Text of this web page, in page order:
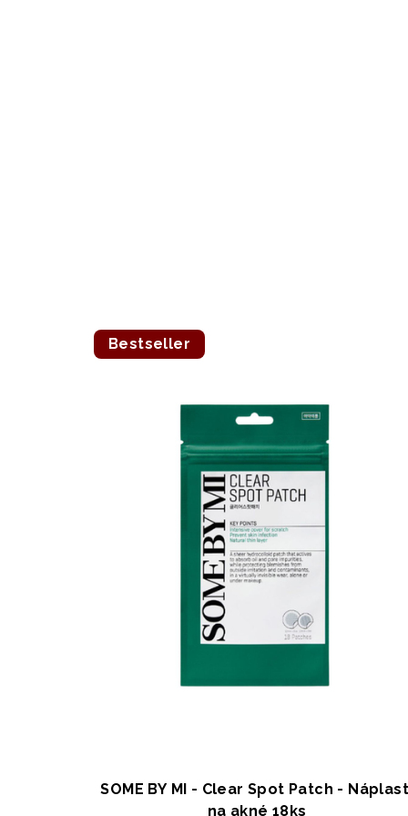
Bestseller
SOME BY MI - Clear Spot Patch -
na akné 18ks